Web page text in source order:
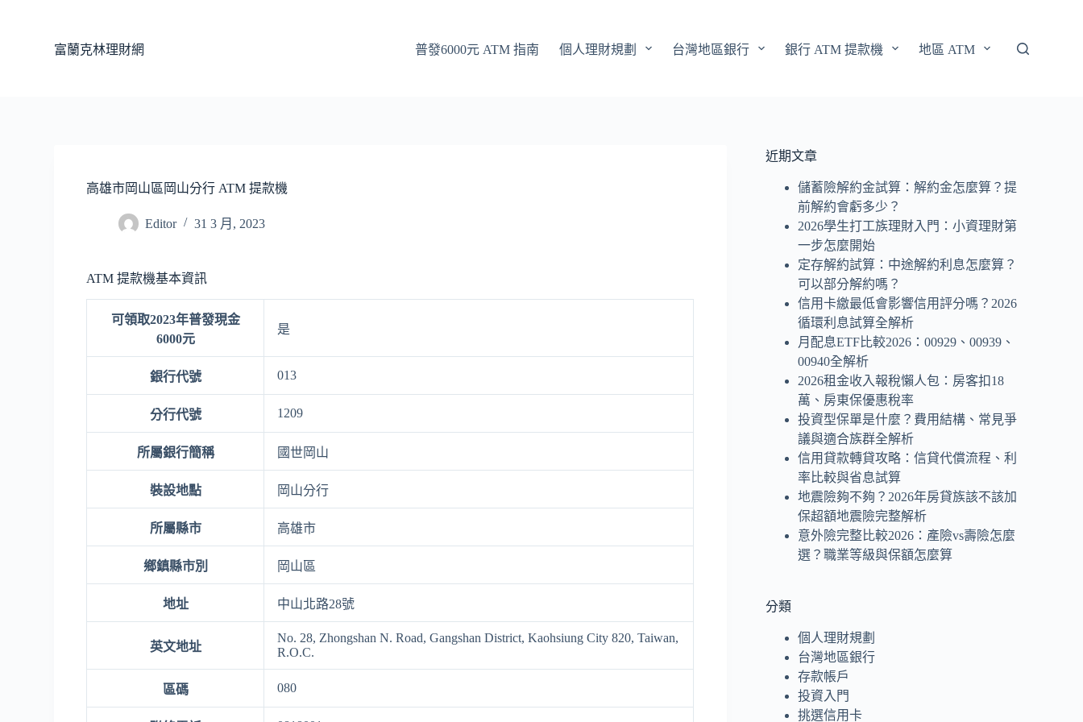
富蘭克林理財網 普發6000元 ATM 指南 個人理財規劃 台灣地區銀行 銀行 ATM 提款機 地區 ATM
高雄市岡山區岡山分行 ATM 提款機
Editor 31 3 月, 2023
ATM 提款機基本資訊
可領取2023年普發現金
6000元
是
銀行代號 013
分行代號 1209
所屬銀行簡稱 國世岡山
裝設地點 岡山分行
所屬縣市 高雄市
鄉鎮縣市別 岡山區
地址 中山北路28號
英文地址
No. 28, Zhongshan N. Road, Gangshan District, Kaohsiung City 820, Taiwan,
R.O.C.
區碼 080
近期文章
儲蓄險解約金試算：解約金怎麼算？提
前解約會虧多少？
2026學生打工族理財入門：小資理財第
一步怎麼開始
定存解約試算：中途解約利息怎麼算？
可以部分解約嗎？
信用卡繳最低會影響信用評分嗎？2026
循環利息試算全解析
月配息ETF比較2026：00929、00939、
00940全解析
2026租金收入報稅懶人包：房客扣18
萬、房東保優惠稅率
投資型保單是什麼？費用結構、常見爭
議與適合族群全解析
信用貸款轉貸攻略：信貸代償流程、利
率比較與省息試算
地震險夠不夠？2026年房貸族該不該加
保超額地震險完整解析
意外險完整比較2026：產險vs壽險怎麼
選？職業等級與保額怎麼算
分類
個人理財規劃
台灣地區銀行
存款帳戶
投資入門
挑選信用卡